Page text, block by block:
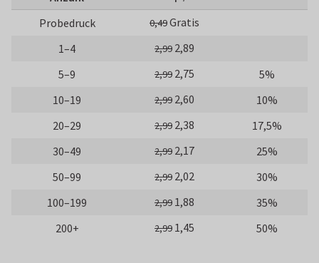
Probedruck 0,49Gratis
1–4
2,99 2,89
5–9
2,99 2,75
5%
10–19
2,99 2,60
10%
20–29
2,99 2,38
17,5%
30–49
2,99 2,17
25%
50–99
2,99 2,02
30%
100–199
2,99 1,88
35%
200+
2,99 1,45 50%